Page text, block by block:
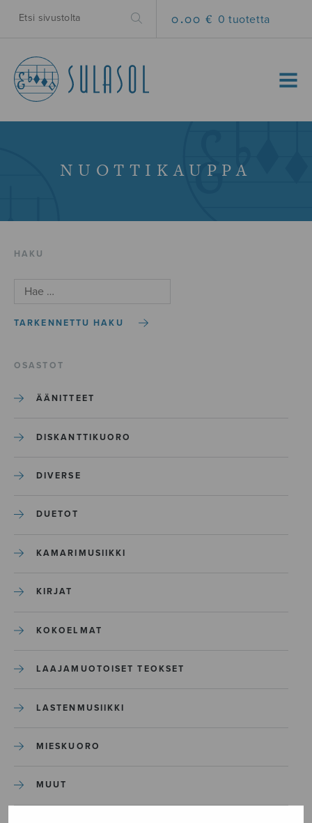
0.00 € 0 tuotetta
MENU
NUOTTIKAUPPA
HAKU
TARKENNETTU HAKU
OSASTOT
ÄÄNITTEET
DISKANTTIKUORO
DIVERSE
DUETOT
KAMARIMUSIIKKI
KIRJAT
KOKOELMAT
LAAJAMUOTOISET TEOKSET
LASTENMUSIIKKI
MIESKUORO
MUUT